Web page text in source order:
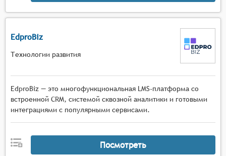
EdproBiz
Технологии развития
EdproBiz — это многофункциональная LMS-платформа со
встроенной CRM, системой сквозной аналитики и готовыми
интеграциями с популярными сервисами.
Посмотреть